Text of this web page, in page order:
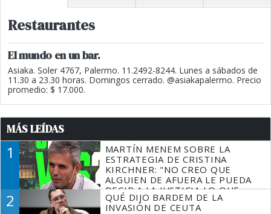
Restaurantes
El mundo en un bar.
Asiaka. Soler 4767, Palermo. 11.2492-8244. Lunes a sábados de
11.30 a 23.30 horas. Domingos cerrado. @asiakapalermo. Precio
promedio: $ 17.000.
MÁS LEÍDAS
1
MARTÍN MENEM SOBRE LA
ESTRATEGIA DE CRISTINA
KIRCHNER: "NO CREO QUE
ALGUIEN DE AFUERA LE PUEDA
DECIR A LA JUSTICIA LO QUE
TIENE QUE HACER"
2
QUÉ DIJO BARDEM DE LA
INVASIÓN DE CEUTA